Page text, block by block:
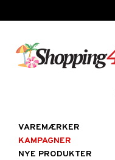
VAREMÆRKER
KAMPAGNER
NYE PRODUKTER